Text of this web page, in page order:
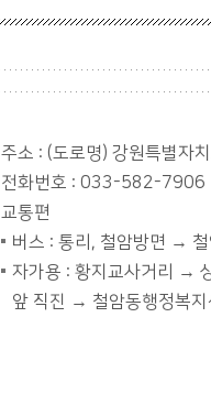
주소 : (도로명) 강원특별자
전화번호 : 033-582-7906
교통편
버스 : 통리, 철암방면 →
자가용 : 황지교사거리 →
앞 직진 → 철암동행정복